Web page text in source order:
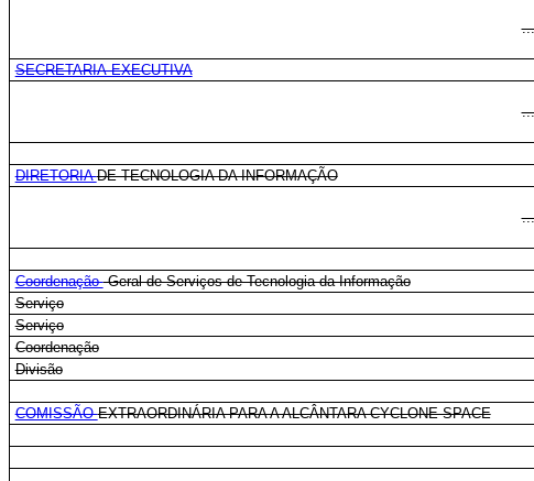
SECRETARIA-EXECUTIVA
DIRETORIADE TECNOLOGIA DA INFORMAÇÃO
Coordenação-Geral de Serviços de Tecnologia da Informação
Serviço
Serviço
Coordenação
Divisão
COMISSÃOEXTRAORDINÁRIA PARA A ALCÂNTARA CYCLONE SPACE